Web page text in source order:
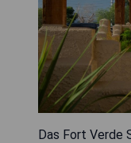
Das Fort Verde